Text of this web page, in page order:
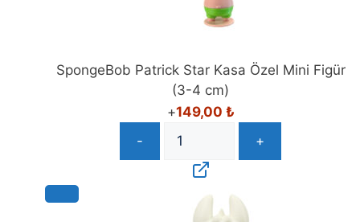
SpongeBob Patrick Star Kasa Özel Mini Figür
(3-4 cm)
+149,00 ₺
-
+